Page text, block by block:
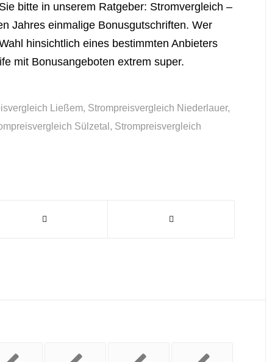
bitte in unserem Ratgeber: Stromvergleich –
Jahres einmalige Bonusgutschriften. Wer
hinsichtlich eines bestimmten Anbieters
mit Bonusangeboten extrem super.
Ließem, Strompreisvergleich Niederlauer,
Sülzetal , Strompreisvergleich